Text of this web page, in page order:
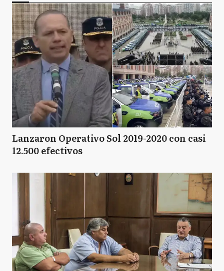
Lanzaron Operativo Sol 2019-2020 con casi
12.500 efectivos